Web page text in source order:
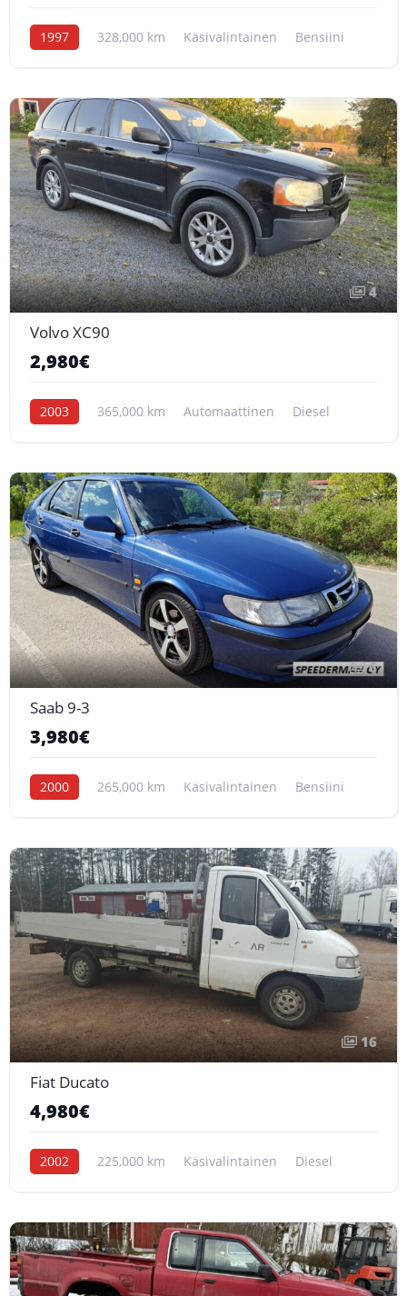
1997 328,000 km Käsivalintainen Bensiini
4
Volvo XC90
2,980€
2003 365,000 km Automaattinen Diesel
6
Saab 9-3
3,980€
2000 265,000 km Käsivalintainen Bensiini
16
Fiat Ducato
4,980€
2002 225,000 km Käsivalintainen Diesel